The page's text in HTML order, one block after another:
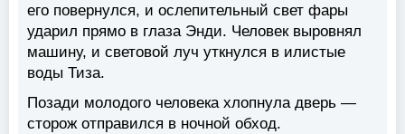
его повернулся, и ослепительный свет фары
ударил прямо в глаза Энди. Человек выровнял
машину, и световой луч уткнулся в илистые
воды Тиза.
Позади молодого человека хлопнула дверь —
сторож отправился в ночной обход.